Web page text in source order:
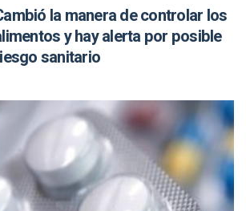
la manera de controlar los
y hay alerta por posible
sanitario